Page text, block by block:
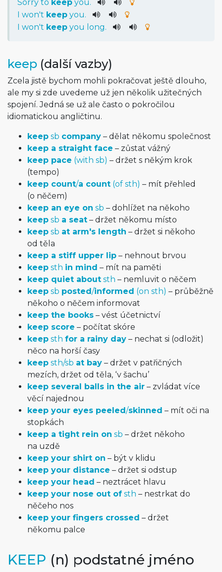
Sorry to keep you.
I won't keep you.
I won't keep you long.
keep (další vazby)
Zcela jistě bychom mohli pokračovat ještě dlouho,
ale my si zde uvedeme už jen několik užitečných
spojení. Jedná se už ale často o pokročilou
idiomatickou angličtinu.
keep sb company – dělat někomu společnost
keep a straight face – zůstat vážný
keep pace (with sb) – držet s někým krok
(tempo)
keep count/a count (of sth) – mít přehled
(o něčem)
keep an eye on sb – dohlížet na někoho
keep sb a seat – držet někomu místo
keep sb at arm's length – držet si někoho
od těla
keep a stiff upper lip – nehnout brvou
keep sth in mind – mít na paměti
keep quiet about sth – nemluvit o něčem
keep sb posted/informed (on sth) – průběžně
někoho o něčem informovat
keep the books – vést účetnictví
keep score – počítat skóre
keep sth for a rainy day – nechat si (odložit)
něco na horší časy
keep sth/sb at bay – držet v patřičných
mezích, držet od těla, ‘v šachu’
keep several balls in the air – zvládat více
věcí najednou
keep your eyes peeled/skinned – mít oči na
stopkách
keep a tight rein on sb – držet někoho
na uzdě
keep your shirt on – být v klidu
keep your distance – držet si odstup
keep your head – neztrácet hlavu
keep your nose out of sth – nestrkat do
něčeho nos
keep your fingers crossed – držet
někomu palce
KEEP (n) podstatné jméno